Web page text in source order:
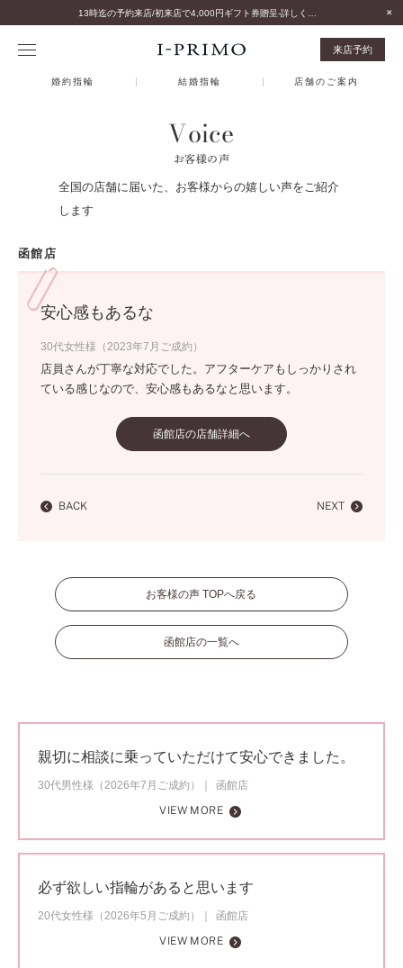
来店予約
婚約指輪 結婚指輪 店舗のご案内
Voice
お客様の声
全国の店舗に届いた、お客様からの嬉しい声をご紹介
します
函館店
安心感もあるな
30代女性様（2023年7月ご成約）
店員さんが丁寧な対応でした。アフターケアもしっかりされ
ている感じなので、安心感もあるなと思います。
函館店の店舗詳細へ
BACK NEXT
お客様の声 TOPへ戻る
函館店の一覧へ
親切に相談に乗っていただけて安心できました。
30代男性様（2026年7月ご成約）
函館店
VIEW MORE
必ず欲しい指輪があると思います
20代女性様（2026年5月ご成約）
函館店
VIEW MORE